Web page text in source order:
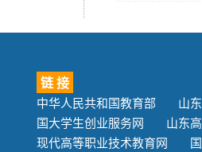
链 接
中华人民共和国教育部
山
国大学生创业服务网
山东
现代高等职业技术教育网